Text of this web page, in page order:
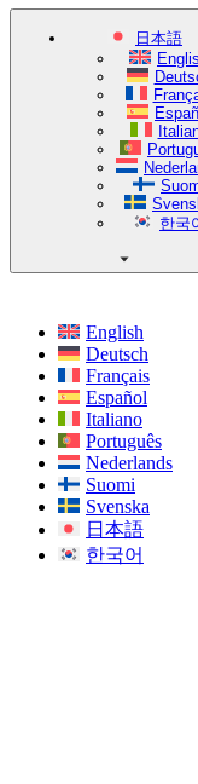
日本語
한국
English
Deutsch
Français
Español
Italiano
Português
Nederlands
Suomi
Svenska
日本語
한국어